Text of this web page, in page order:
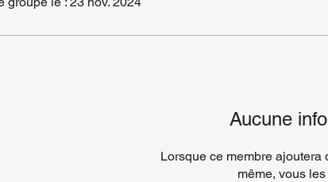
Aucune
Lorsque ce membre ajoutera
même, vous